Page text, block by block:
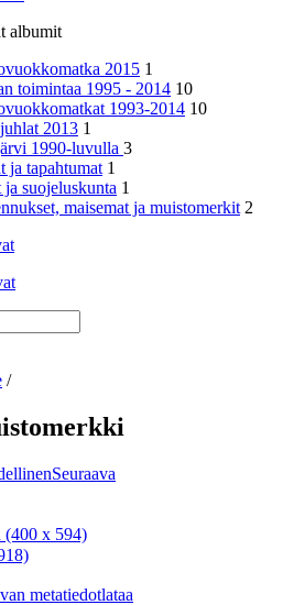
albumit
2015 1
toimintaa 1995 - 2014 10
1993-2014 10
2013 1
1990-luvulla 3
ja tapahtumat 1
ja suojeluskunta 1
maisemat ja muistomerkit 2
/
Seuraava
(400 x 594)
metatiedotlataa